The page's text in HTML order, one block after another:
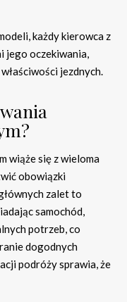
każdy kierowca z
jego oczekiwania,
jezdnych.
wiąże się z wieloma
obowiązki
zalet to
samochód,
potrzeb, co
dogodnych
podróży sprawia, że